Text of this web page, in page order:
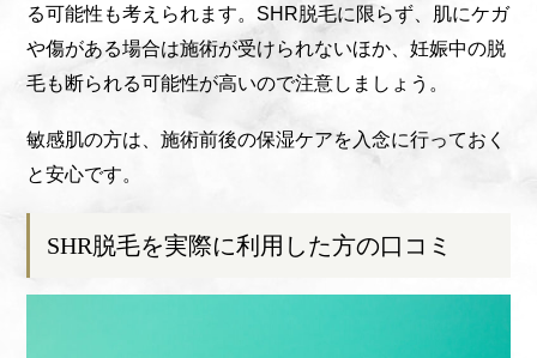
る可能性も考えられます。SHR脱毛に限らず、肌にケガ
や傷がある場合は施術が受けられないほか、妊娠中の脱
毛も断られる可能性が高いので注意しましょう。
敏感肌の方は、施術前後の保湿ケアを入念に行っておく
と安心です。
SHR脱毛を実際に利用した方の口コミ